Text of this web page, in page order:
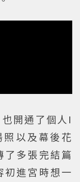
開通了個人I
以及幕後花
了多張完結篇
初進宮時想一